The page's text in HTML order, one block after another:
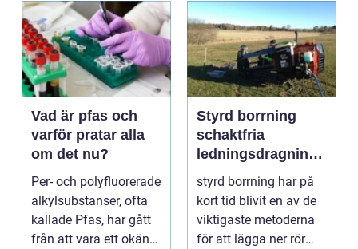
Vad är pfas och
varför pratar alla
om det nu?
Per- och polyfluorerade
alkylsubstanser, ofta
kallade Pfas, har gått
från att vara ett okänt
Styrd borrning
schaktfria
ledningsdragninga
r med hög
precision
styrd borrning har på
kort tid blivit en av de
viktigaste metoderna
för att lägga ner rör